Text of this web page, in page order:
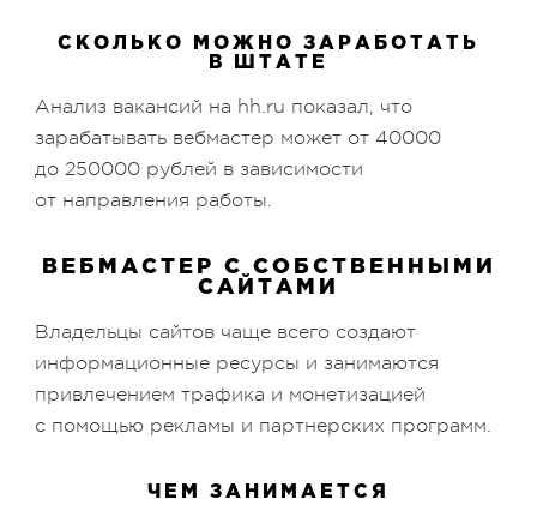
СКОЛЬКО МОЖНО ЗАРАБОТАТЬ
В ШТАТЕ
Анализ вакансий на hh.ru показал, что
зарабатывать вебмастер может от 40000
до 250000 рублей в зависимости
от направления работы.
ВЕБМАСТЕР С СОБСТВЕННЫМИ
САЙТАМИ
Владельцы сайтов чаще всего создают
информационные ресурсы и занимаются
привлечением трафика и монетизацией
с помощью рекламы и партнерских программ.
ЧЕМ ЗАНИМАЕТСЯ